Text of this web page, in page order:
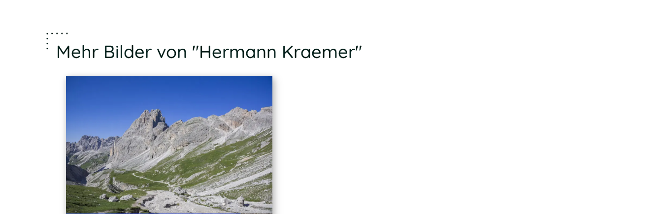
Mehr Bilder von "Hermann Kraemer"